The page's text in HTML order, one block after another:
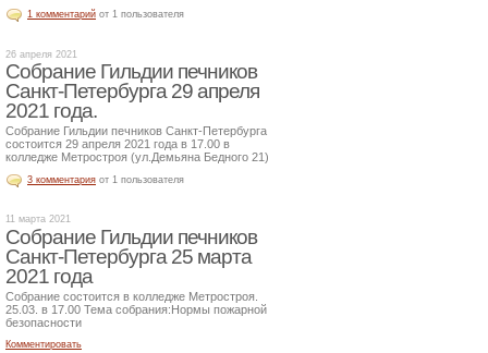
1 комментарий от 1 пользователя
26 апреля 2021
Собрание Гильдии печников
Санкт-Петербурга 29 апреля
2021 года.
Собрание Гильдии печников Санкт-Петербурга
состоится 29 апреля 2021 года в 17.00 в
колледже Метростроя (ул.Демьяна Бедного 21)
3 комментария от 1 пользователя
11 марта 2021
Собрание Гильдии печников
Санкт-Петербурга 25 марта
2021 года
Собрание состоится в колледже Метростроя.
25.03. в 17.00 Тема собрания:Нормы пожарной
безопасности
Комментировать